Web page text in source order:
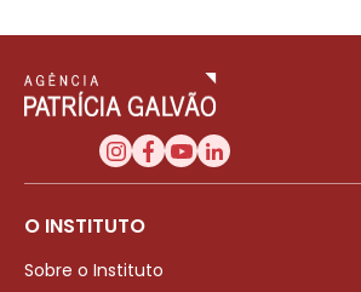
O INSTITUTO
Sobre o Instituto